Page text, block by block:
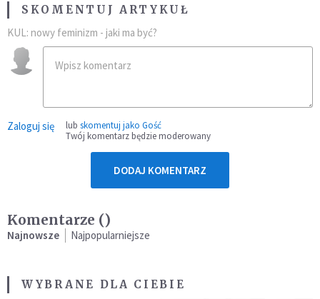
SKOMENTUJ ARTYKUŁ
KUL: nowy feminizm - jaki ma być?
Zaloguj się lub skomentuj jako Gość
Twój komentarz będzie moderowany
DODAJ KOMENTARZ
Komentarze ()
Najnowsze Najpopularniejsze
WYBRANE DLA CIEBIE